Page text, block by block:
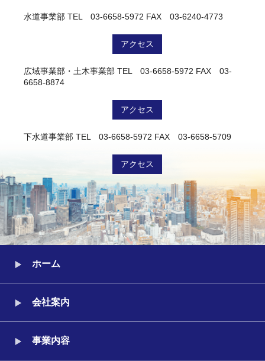
水道事業部 TEL 03-6658-5972 FAX 03-6240-4773
アクセス
広域事業部・土木事業部 TEL 03-6658-5972 FAX 03-
6658-8874
アクセス
下水道事業部 TEL 03-6658-5972 FAX 03-6658-5709
アクセス
ホーム
会社案内
事業内容